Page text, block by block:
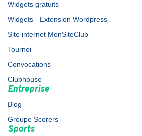
Widgets gratuits
Widgets - Extension Wordpress
Site internet MonSiteClub
Tournoi
Convocations
Clubhouse
Entreprise
Blog
Groupe Scorers
Sports